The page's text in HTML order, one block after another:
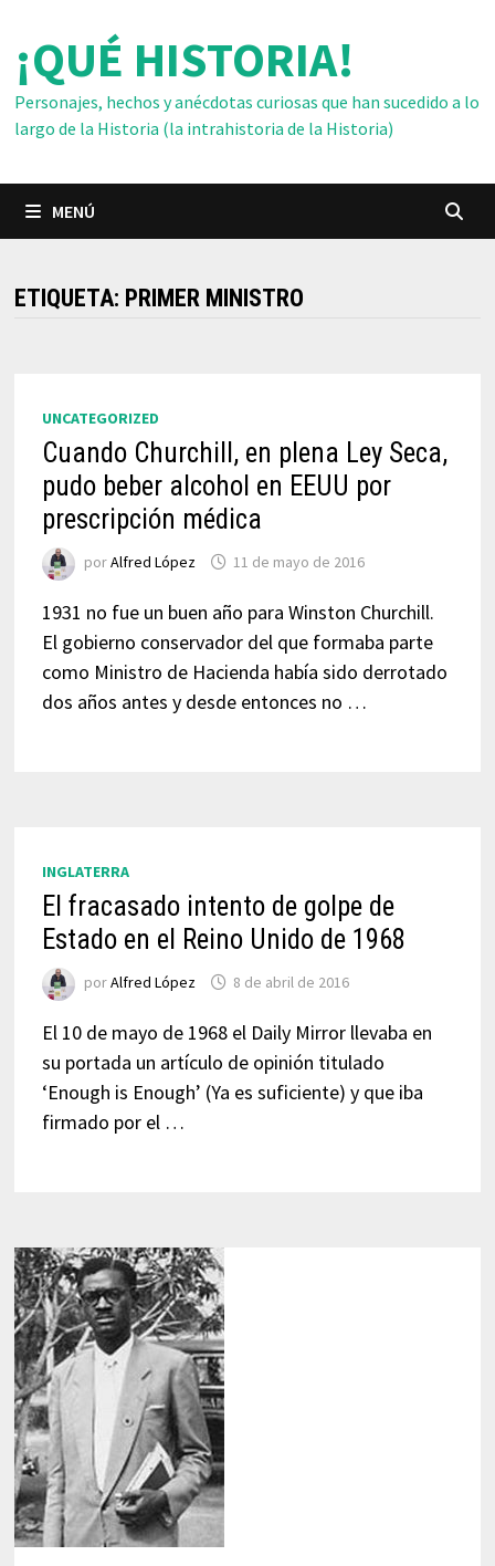
contenido
¡QUÉ HISTORIA!
Personajes, hechos y anécdotas curiosas que han sucedido a lo
largo de la Historia (la intrahistoria de la Historia)
MENÚ
ETIQUETA: PRIMER MINISTRO
UNCATEGORIZED
Cuando Churchill, en plena Ley Seca,
pudo beber alcohol en EEUU por
prescripción médica
porAlfred López 11 de mayo de 2016
1931 no fue un buen año para Winston Churchill.
El gobierno conservador del que formaba parte
como Ministro de Hacienda había sido derrotado
dos años antes y desde entonces no …
INGLATERRA
El fracasado intento de golpe de
Estado en el Reino Unido de 1968
porAlfred López 8 de abril de 2016
El 10 de mayo de 1968 el Daily Mirror llevaba en
su portada un artículo de opinión titulado
‘Enough is Enough’ (Ya es suficiente) y que iba
firmado por el …